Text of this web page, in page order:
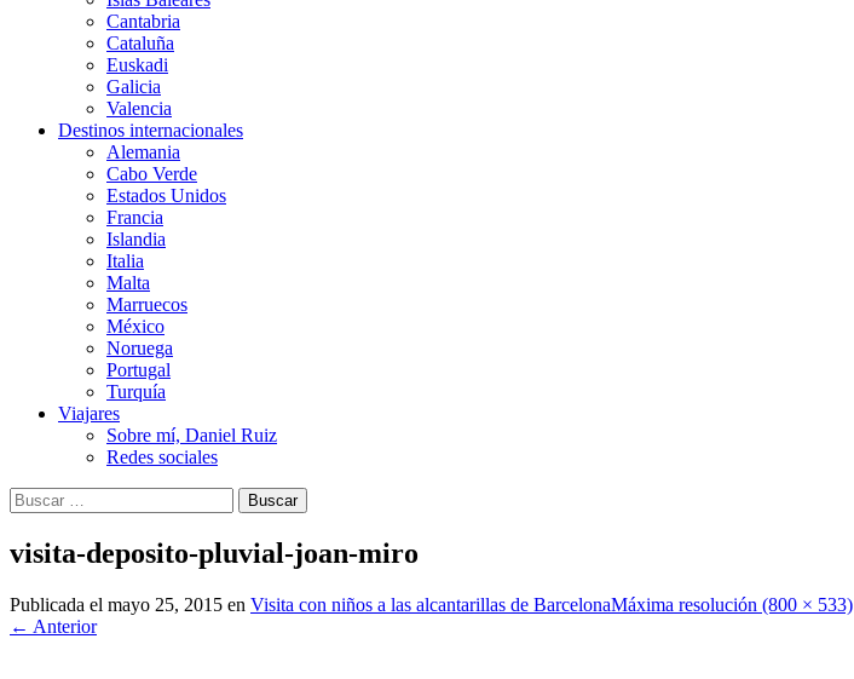
Cantabria
Cataluña
Euskadi
Galicia
Valencia
Destinos internacionales
Alemania
Cabo Verde
Estados Unidos
Francia
Islandia
Italia
Malta
Marruecos
México
Noruega
Portugal
Turquía
Viajares
Sobre mí, Daniel Ruiz
Redes sociales
Buscar:
visita-deposito-pluvial-joan-miro
Publicada el mayo 25, 2015 en Visita con niños a las alcantarillas de BarcelonaMáxima resolución (800 × 533)
← Anterior